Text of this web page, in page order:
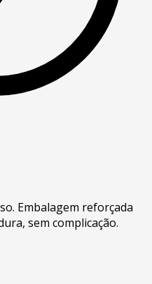
Embalagem reforçada
sem complicação.